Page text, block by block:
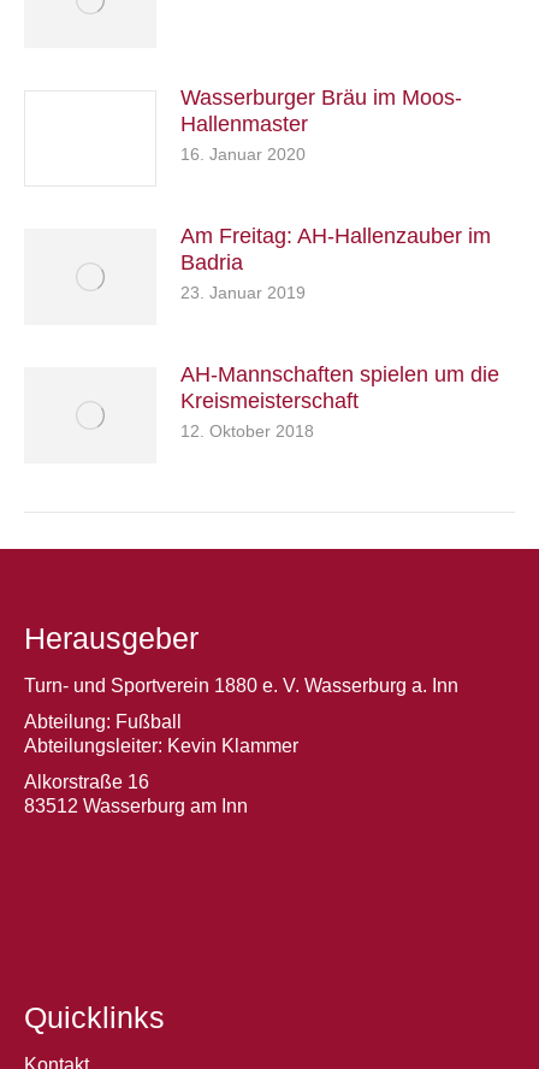
Wasserburger Bräu im Moos-
Hallenmaster
16. Januar 2020
Am Freitag: AH-Hallenzauber im
Badria
23. Januar 2019
AH-Mannschaften spielen um die
Kreismeisterschaft
12. Oktober 2018
Herausgeber
Turn- und Sportverein 1880 e. V. Wasserburg a. Inn
Abteilung: Fußball
Abteilungsleiter: Kevin Klammer
Alkorstraße 16
83512 Wasserburg am Inn
Quicklinks
Kontakt